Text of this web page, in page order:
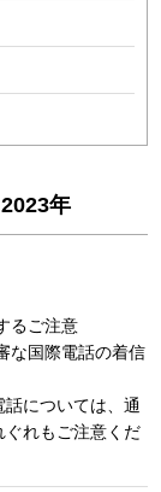
年
るご注意
な国際電話の着信
については、通
ぐれもご注意くだ